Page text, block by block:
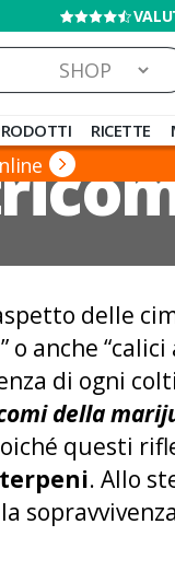
RICETTE
delle
anche “calici
di ogni
della
questi
. Allo